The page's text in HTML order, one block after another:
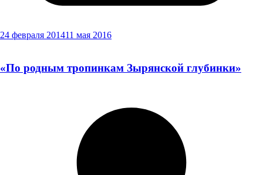
24 февраля 201411 мая 2016
«По родным тропинкам Зырянской глубинки»